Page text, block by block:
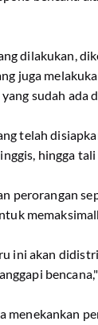
dilakukan,
juga
sudah ada
telah
hingga
perorangan
ini akan
menekankan